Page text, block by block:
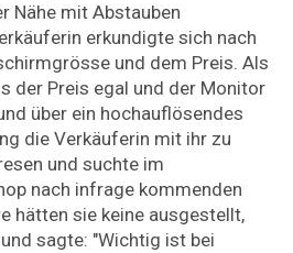
Nähe mit Abstauben
erkundigte sich nach
und dem Preis. Als
der Preis egal und der Monitor
über ein hochauflösendes
die Verkäuferin mit ihr zu
und suchte im
nach infrage kommenden
hätten sie keine ausgestellt,
sagte: "Wichtig ist bei